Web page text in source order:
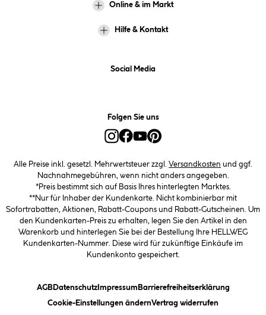
Online & im Markt
Hilfe & Kontakt
Social Media
Folgen Sie uns
Alle Preise inkl. gesetzl. Mehrwertsteuer zzgl. Versandkosten und ggf.
Nachnahmegebühren, wenn nicht anders angegeben.
*Preis bestimmt sich auf Basis Ihres hinterlegten Marktes.
**Nur für Inhaber der Kundenkarte. Nicht kombinierbar mit
Sofortrabatten, Aktionen, Rabatt-Coupons und Rabatt-Gutscheinen. Um
den Kundenkarten-Preis zu erhalten, legen Sie den Artikel in den
Warenkorb und hinterlegen Sie bei der Bestellung Ihre HELLWEG
Kundenkarten-Nummer. Diese wird für zukünftige Einkäufe im
Kundenkonto gespeichert.
AGB(öffnet ein Dialogfeld)
Datenschutz(öffnet ein Dialogfeld)
Impressum(öffnet ein Dialogfeld)
Barrierefreiheitserklärung(öffnet
Cookie-Einstellungen ändern(öffnet ein Dialogfeld)
Vertrag widerrufen